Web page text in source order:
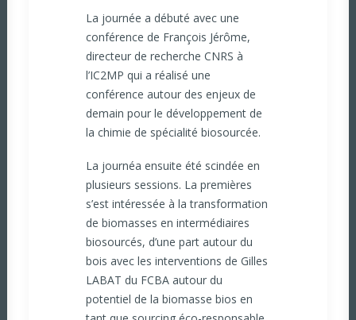
La journée a débuté avec une
conférence de François Jérôme,
directeur de recherche CNRS à
l’IC2MP qui a réalisé une
conférence autour des enjeux de
demain pour le développement de
la chimie de spécialité biosourcée.
La journéa ensuite été scindée en
plusieurs sessions. La premières
s’est intéressée à la transformation
de biomasses en intermédiaires
biosourcés, d’une part autour du
bois avec les interventions de Gilles
LABAT du FCBA autour du
potentiel de la biomasse bios en